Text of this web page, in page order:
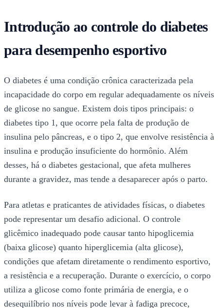
Introdução ao controle do diabetes
para desempenho esportivo
O diabetes é uma condição crônica caracterizada pela
incapacidade do corpo em regular adequadamente os níveis
de glicose no sangue. Existem dois tipos principais: o
diabetes tipo 1, que ocorre pela falta de produção de
insulina pelo pâncreas, e o tipo 2, que envolve resistência à
insulina e produção insuficiente do hormônio. Além
desses, há o diabetes gestacional, que afeta mulheres
durante a gravidez, mas tende a desaparecer após o parto.
Para atletas e praticantes de atividades físicas, o diabetes
pode representar um desafio adicional. O controle
glicêmico inadequado pode causar tanto hipoglicemia
(baixa glicose) quanto hiperglicemia (alta glicose),
condições que afetam diretamente o rendimento esportivo,
a resistência e a recuperação. Durante o exercício, o corpo
utiliza a glicose como fonte primária de energia, e o
desequilíbrio nos níveis pode levar à fadiga precoce,